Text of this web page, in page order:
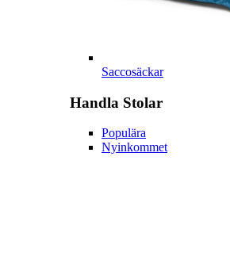
Saccosäckar
Handla Stolar
Populära
Nyinkommet